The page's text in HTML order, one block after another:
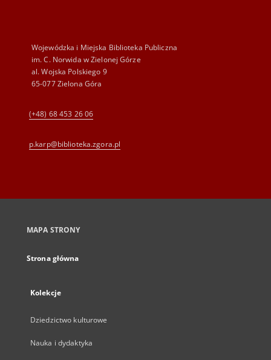
Wojewódzka i Miejska Biblioteka Publiczna
im. C. Norwida w Zielonej Górze
al. Wojska Polskiego 9
65-077 Zielona Góra
(+48) 68 453 26 06
p.karp@biblioteka.zgora.pl
MAPA STRONY
Strona główna
Kolekcje
Dziedzictwo kulturowe
Nauka i dydaktyka